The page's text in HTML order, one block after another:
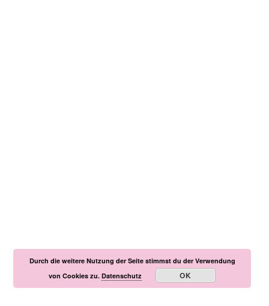
Durch die weitere Nutzung der Seite stimmst du der Verwendung
von Cookies zu.Datenschutz OK